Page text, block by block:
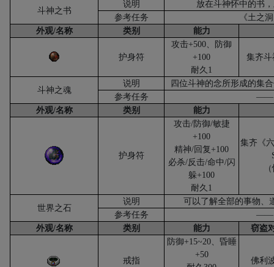
斗神之书
说明
放在斗神怀中的书
参考任务
《土之
外观/名称 类别 能力
护身符
攻击+500、防御
+100
耐久 1
集齐斗
斗神之魂
说明
四位斗神的念所形成的集
参考任务
——
外观/名称 类别 能力
护身符
攻击/防御/敏捷
+100
精神/回复+100
必杀/反击/命中/闪
躲+100
耐久 1
集齐《
世界之石
说明
可以了解全部的事物、
参考任务
——
外观/名称 类别 能力 窃盗
戒指
防御+15~20、昏睡
+50
佛利